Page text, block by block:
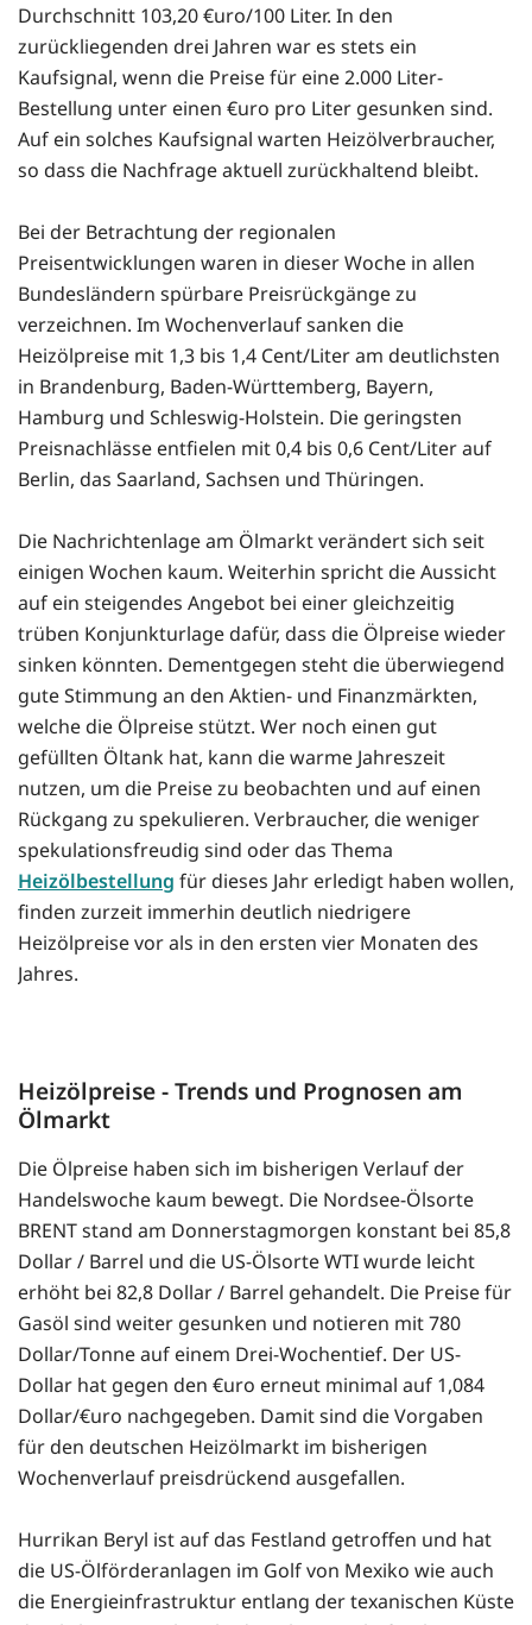
Durchschnitt 103,20 €uro/100 Liter. In den
zurückliegenden drei Jahren war es stets ein
Kaufsignal, wenn die Preise für eine 2.000 Liter-
Bestellung unter einen €uro pro Liter gesunken sind.
Auf ein solches Kaufsignal warten Heizölverbraucher,
so dass die Nachfrage aktuell zurückhaltend bleibt.
Bei der Betrachtung der regionalen
Preisentwicklungen waren in dieser Woche in allen
Bundesländern spürbare Preisrückgänge zu
verzeichnen. Im Wochenverlauf sanken die
Heizölpreise mit 1,3 bis 1,4 Cent/Liter am deutlichsten
in Brandenburg, Baden-Württemberg, Bayern,
Hamburg und Schleswig-Holstein. Die geringsten
Preisnachlässe entfielen mit 0,4 bis 0,6 Cent/Liter auf
Berlin, das Saarland, Sachsen und Thüringen.
Die Nachrichtenlage am Ölmarkt verändert sich seit
einigen Wochen kaum. Weiterhin spricht die Aussicht
auf ein steigendes Angebot bei einer gleichzeitig
trüben Konjunkturlage dafür, dass die Ölpreise wieder
sinken könnten. Dementgegen steht die überwiegend
gute Stimmung an den Aktien- und Finanzmärkten,
welche die Ölpreise stützt. Wer noch einen gut
gefüllten Öltank hat, kann die warme Jahreszeit
nutzen, um die Preise zu beobachten und auf einen
Rückgang zu spekulieren. Verbraucher, die weniger
spekulationsfreudig sind oder das Thema
Heizölbestellung für dieses Jahr erledigt haben wollen,
finden zurzeit immerhin deutlich niedrigere
Heizölpreise vor als in den ersten vier Monaten des
Jahres.
Heizölpreise - Trends und Prognosen am
Ölmarkt
Die Ölpreise haben sich im bisherigen Verlauf der
Handelswoche kaum bewegt. Die Nordsee-Ölsorte
BRENT stand am Donnerstagmorgen konstant bei 85,8
Dollar / Barrel und die US-Ölsorte WTI wurde leicht
erhöht bei 82,8 Dollar / Barrel gehandelt. Die Preise für
Gasöl sind weiter gesunken und notieren mit 780
Dollar/Tonne auf einem Drei-Wochentief. Der US-
Dollar hat gegen den €uro erneut minimal auf 1,084
Dollar/€uro nachgegeben. Damit sind die Vorgaben
für den deutschen Heizölmarkt im bisherigen
Wochenverlauf preisdrückend ausgefallen.
Hurrikan Beryl ist auf das Festland getroffen und hat
die US-Ölförderanlagen im Golf von Mexiko wie auch
die Energieinfrastruktur entlang der texanischen Küste